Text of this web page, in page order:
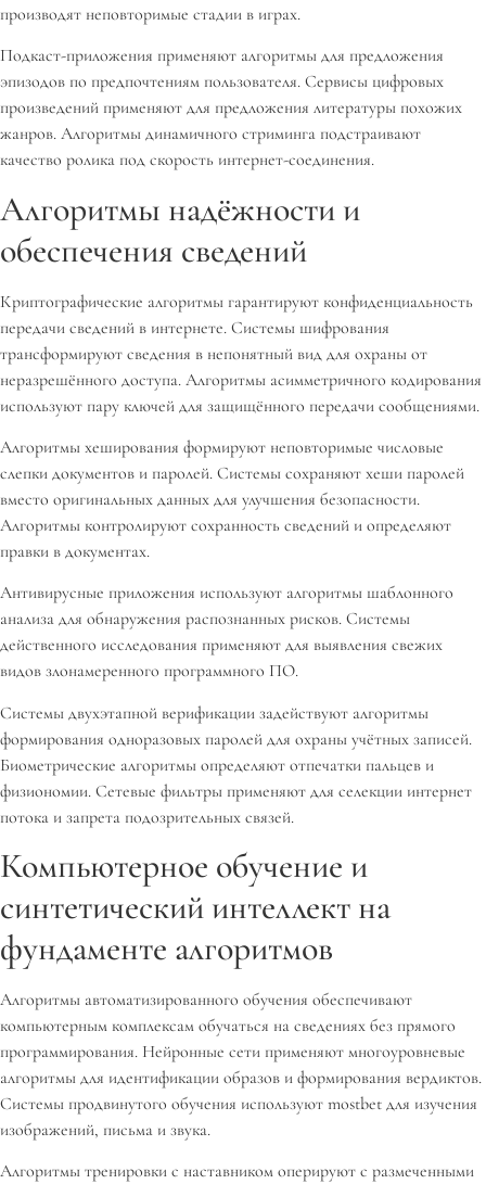
производят неповторимые стадии в играх.
Подкаст-приложения применяют алгоритмы для предложения
эпизодов по предпочтениям пользователя. Сервисы цифровых
произведений применяют для предложения литературы похожих
жанров. Алгоритмы динамичного стриминга подстраивают
качество ролика под скорость интернет-соединения.
Алгоритмы надёжности и
обеспечения сведений
Криптографические алгоритмы гарантируют конфиденциальность
передачи сведений в интернете. Системы шифрования
трансформируют сведения в непонятный вид для охраны от
неразрешённого доступа. Алгоритмы асимметричного кодирования
используют пару ключей для защищённого передачи сообщениями.
Алгоритмы хеширования формируют неповторимые числовые
слепки документов и паролей. Системы сохраняют хеши паролей
вместо оригинальных данных для улучшения безопасности.
Алгоритмы контролируют сохранность сведений и определяют
правки в документах.
Антивирусные приложения используют алгоритмы шаблонного
анализа для обнаружения распознанных рисков. Системы
действенного исследования применяют для выявления свежих
видов злонамеренного программного ПО.
Системы двухэтапной верификации задействуют алгоритмы
формирования одноразовых паролей для охраны учётных записей.
Биометрические алгоритмы определяют отпечатки пальцев и
физиономии. Сетевые фильтры применяют для селекции интернет
потока и запрета подозрительных связей.
Компьютерное обучение и
синтетический интеллект на
фундаменте алгоритмов
Алгоритмы автоматизированного обучения обеспечивают
компьютерным комплексам обучаться на сведениях без прямого
программирования. Нейронные сети применяют многоуровневые
алгоритмы для идентификации образов и формирования вердиктов.
Системы продвинутого обучения используют mostbet для изучения
изображений, письма и звука.
Алгоритмы тренировки с наставником оперируют с размеченными